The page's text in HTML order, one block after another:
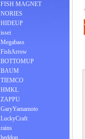
FISH MAGNET
NORIES
HIDEUP
issei
Megabass
FishArrow
BOTTOMUP
BAUM
TIEMCO
HMKL
ZAPPU
GaryYamamoto
LuckyCraft
rains
heddon